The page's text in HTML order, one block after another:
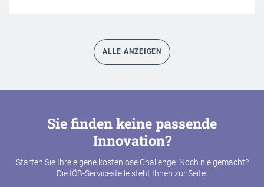
ALLE ANZEIGEN
Sie finden keine passende
Innovation?
Starten Sie Ihre eigene kostenlose Challenge. Noch nie gemacht?
Die IÖB-Servicestelle steht Ihnen zur Seite.